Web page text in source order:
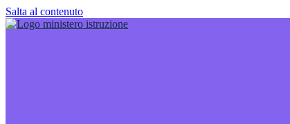
Salta al contenuto